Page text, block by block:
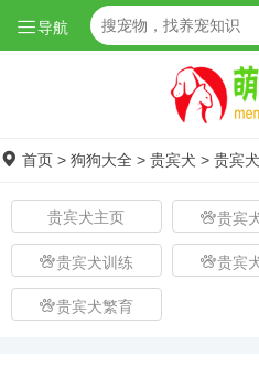
导航
首页 > 狗狗大全 > 贵宾犬 > 贵宾
贵宾犬主页 贵宾
贵宾犬训练 贵宾
贵宾犬繁育